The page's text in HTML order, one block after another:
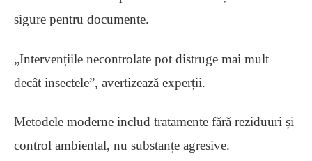
sigure pentru documente.
„Intervențiile necontrolate pot distruge mai mult
decât insectele”, avertizează experții.
Metodele moderne includ tratamente fără reziduuri și
control ambiental, nu substanțe agresive.